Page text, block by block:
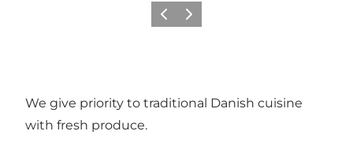
Precedente
Avanti
We give priority to traditional Danish cuisine
with fresh produce.